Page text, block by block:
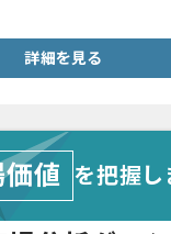
詳細を見る
値 を把握